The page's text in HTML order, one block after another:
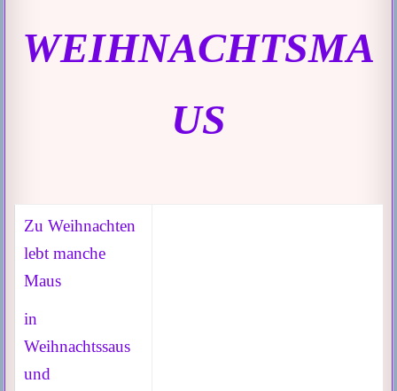
WEIHNACHTSMA
US
Zu Weihnachten
lebt manche
Maus
in
Weihnachtssaus
und